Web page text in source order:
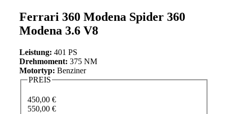
Ferrari 360 Modena Spider 360
Modena 3.6 V8
Leistung: 401 PS
Drehmoment: 375 NM
Motortyp: Benziner
PREIS
450,00 €
550,00 €